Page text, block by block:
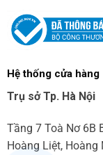
Hệ thống cửa hàng
Trụ sở Tp. Hà Nội
Tầng 7 Toà Nơ 6B
Hoàng Liệt, Hoàng